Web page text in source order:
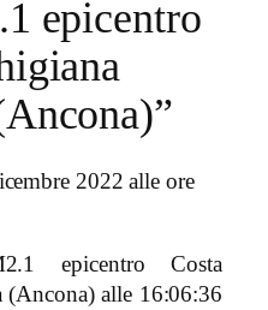
epicentro
2022 alle ore
epicentro Costa
(Ancona)alle 16:06:36